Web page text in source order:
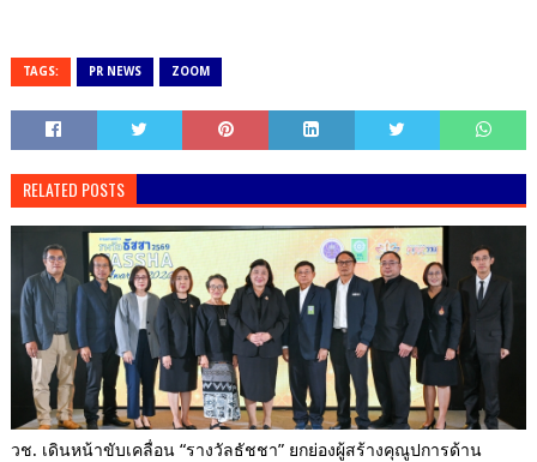
TAGS: PR NEWS ZOOM
RELATED POSTS
วช. เดินหน้าขับเคลื่อน “รางวัลธัชชา” ยกย่องผู้สร้างคุณูปการด้าน